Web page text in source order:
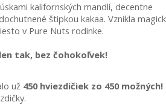
kalifornských mandlí, decentne
štipkou kakaa. Vznikla
v Pure Nuts rodinke.
tak, bez čohokoľvek!
už 450 hviezdičiek zo 450 možných!